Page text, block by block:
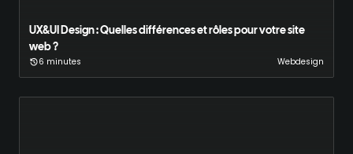
UX&UI Design : Quelles différences et rôles pour votre site
web ?
6 minutes Webdesign